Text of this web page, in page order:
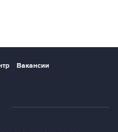
Вакансии